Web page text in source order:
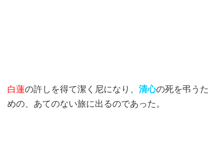
白蓮の許しを得て潔く尼になり、 清心の死を弔うた
めの、あてのない旅に出るのであった。